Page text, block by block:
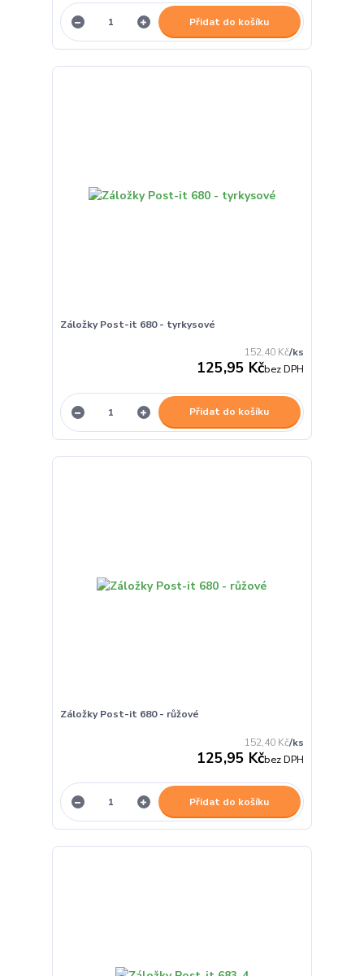
Přidat do košíku
Záložky Post-it 680 - tyrkysové
152,40 Kč/ks
125,95 Kčbez DPH
Přidat do košíku
Záložky Post-it 680 - růžové
152,40 Kč/ks
125,95 Kčbez DPH
Přidat do košíku